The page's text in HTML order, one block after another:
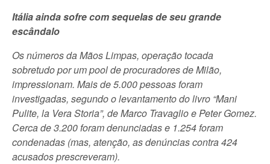
Itália ainda sofre com sequelas de seu grande
escândalo
Os números da Mãos Limpas, operação tocada
sobretudo por um pool de procuradores de Milão,
impressionam. Mais de 5.000 pessoas foram
investigadas, segundo o levantamento do livro “Mani
Pulite, la Vera Storia”, de Marco Travaglio e Peter Gomez.
Cerca de 3.200 foram denunciadas e 1.254 foram
condenadas (mas, atenção, as denúncias contra 424
acusados prescreveram).